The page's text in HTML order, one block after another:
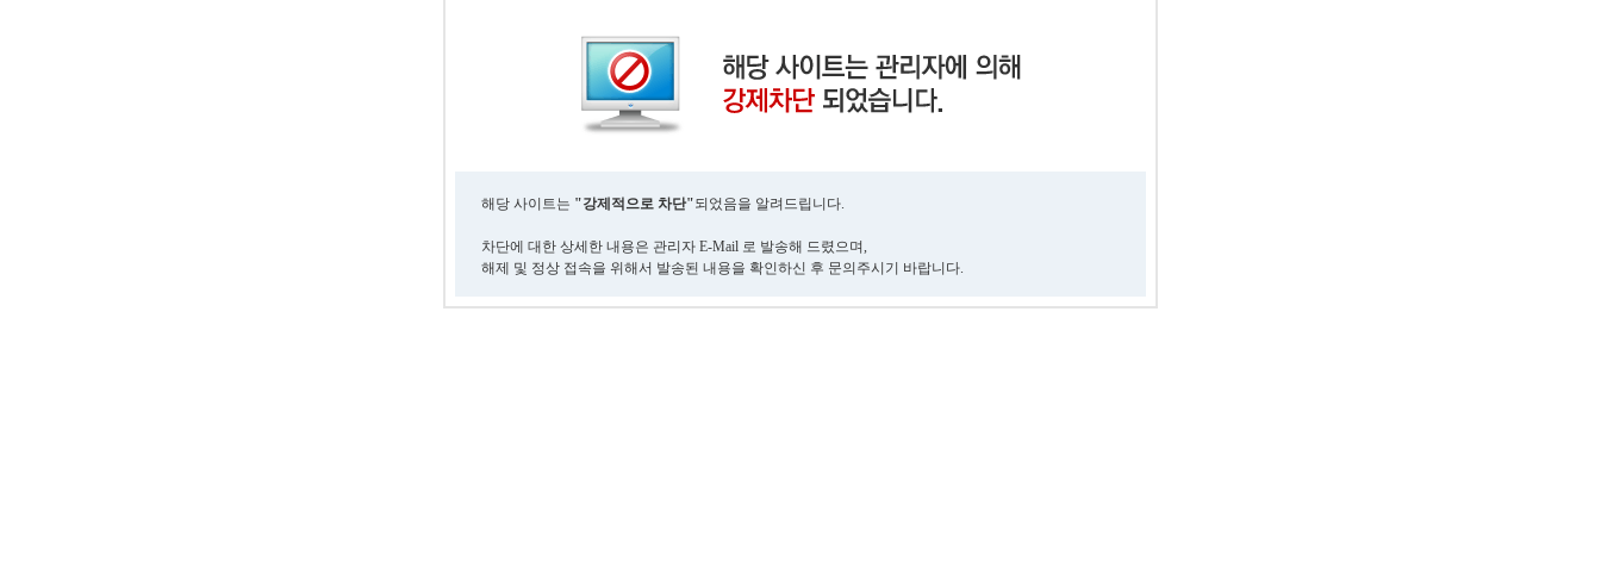
해당 사이트는 "강제적으로 차단"되었음을 알려드립니다.
차단에 대한 상세한 내용은 관리자 E-Mail 로 발송해 드렸으며,
해제 및 정상 접속을 위해서 발송된 내용을 확인하신 후 문의주시기 바랍니다.